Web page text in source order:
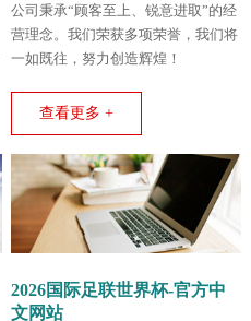
公司秉承“顾客至上、锐意进取”的经
营理念。我们荣获多项荣誉，我们将
一如既往，努力创造辉煌！
查看更多 +
2026国际足联世界杯-官方中
文网站